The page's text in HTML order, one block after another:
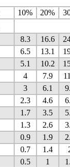
10% 20%
8.3 16.6
6.5 13.1
5.1 10.2
4 7.9
3 6.1
2.3 4.6
1.7 3.5
1.3 2.6
0.9 1.9
0.7 1.4
0.5 1